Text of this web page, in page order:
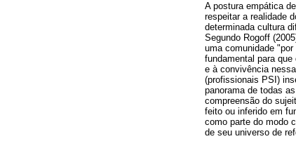
A postura empática
respeitar a realidade
determinada cultura
Segundo Rogoff
uma comunidade
fundamental para
e à convivência
(profissionais PSI)
panorama de todas
compreensão do
feito ou inferido em
como parte do modo
de seu universo de